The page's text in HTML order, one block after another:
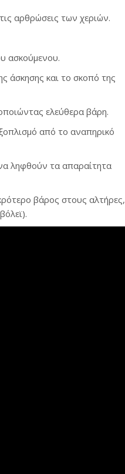
αρθρώσεις των χεριών.
ασκούμενου.
άσκησης και το σκοπό της
ελεύθερα βάρη.
από το αναπηρικό
ληφθούν τα απαραίτητα
βάρος στους αλτήρες,